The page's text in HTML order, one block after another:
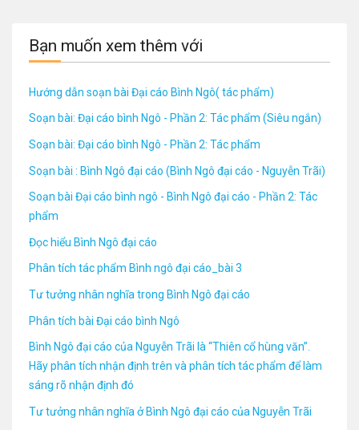
Bạn muốn xem thêm với
Hướng dẫn soạn bài Đại cáo Bình Ngô( tác phẩm)
Soạn bài: Đại cáo bình Ngô - Phần 2: Tác phẩm (Siêu ngắn)
Soạn bài: Đại cáo bình Ngô - Phần 2: Tác phẩm
Soạn bài : Bình Ngô đại cáo (Bình Ngô đại cáo - Nguyễn Trãi)
Soạn bài Đại cáo bình ngô - Bình Ngô đại cáo - Phần 2: Tác
phẩm
Đọc hiểu Bình Ngô đại cáo
Phân tích tác phẩm Bình ngô đại cáo_bài 3
Tư tưởng nhân nghĩa trong Bình Ngô đại cáo
Phân tích bài Đại cáo bình Ngô
Bình Ngô đại cáo của Nguyễn Trãi là “Thiên cổ hùng văn”.
Hãy phân tích nhận định trên và phân tích tác phẩm để làm
sáng rõ nhận định đó
Tư tưởng nhân nghĩa ở Bình Ngô đại cáo của Nguyễn Trãi